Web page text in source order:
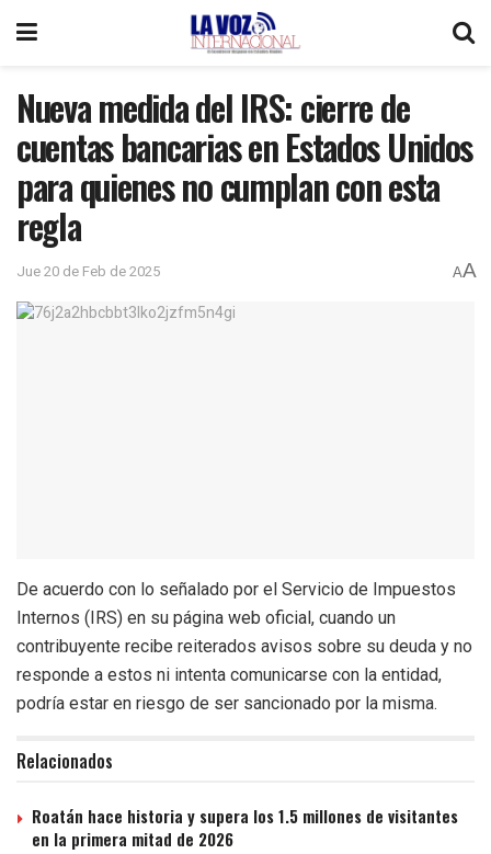
Nueva medida del IRS: cierre de
cuentas bancarias en Estados Unidos
para quienes no cumplan con esta
regla
Jue 20 de Feb de 2025 AA
De acuerdo con lo señalado por el Servicio de Impuestos
Internos (IRS) en su página web oficial, cuando un
contribuyente recibe reiterados avisos sobre su deuda y no
responde a estos ni intenta comunicarse con la entidad,
podría estar en riesgo de ser sancionado por la misma.
Relacionados
Roatán hace historia y supera los 1.5 millones de visitantes
en la primera mitad de 2026